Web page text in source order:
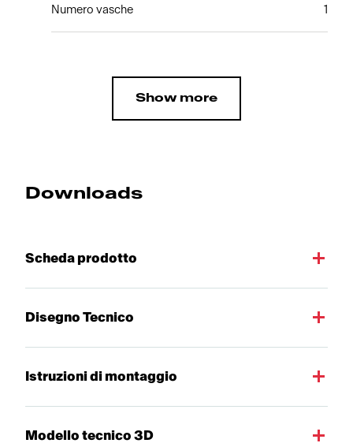
Numero vasche 1
Show more
Downloads
Scheda prodotto
Disegno Tecnico
Istruzioni di montaggio
Modello tecnico 3D